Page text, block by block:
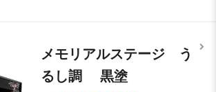
メモリアルステージ う
るし調 黒塗